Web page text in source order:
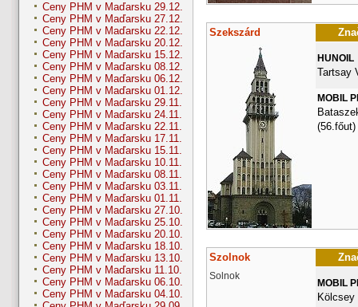
Ceny PHM v Maďarsku 29.12.
Ceny PHM v Maďarsku 27.12.
Ceny PHM v Maďarsku 22.12.
Ceny PHM v Maďarsku 20.12.
Ceny PHM v Maďarsku 15.12.
Ceny PHM v Maďarsku 08.12.
Ceny PHM v Maďarsku 06.12.
Ceny PHM v Maďarsku 01.12.
Ceny PHM v Maďarsku 29.11.
Ceny PHM v Maďarsku 24.11.
Ceny PHM v Maďarsku 22.11.
Ceny PHM v Maďarsku 17.11.
Ceny PHM v Maďarsku 15.11.
Ceny PHM v Maďarsku 10.11.
Ceny PHM v Maďarsku 08.11.
Ceny PHM v Maďarsku 03.11.
Ceny PHM v Maďarsku 01.11.
Ceny PHM v Maďarsku 27.10.
Ceny PHM v Maďarsku 25.10.
Ceny PHM v Maďarsku 20.10.
Ceny PHM v Maďarsku 18.10.
Ceny PHM v Maďarsku 13.10.
Ceny PHM v Maďarsku 11.10.
Ceny PHM v Maďarsku 06.10.
Ceny PHM v Maďarsku 04.10.
Szekszárd
HUNOIL
Tartsay
MOBIL
(56.főut)
Szolnok
Solnok
MOBIL
Kölcsey